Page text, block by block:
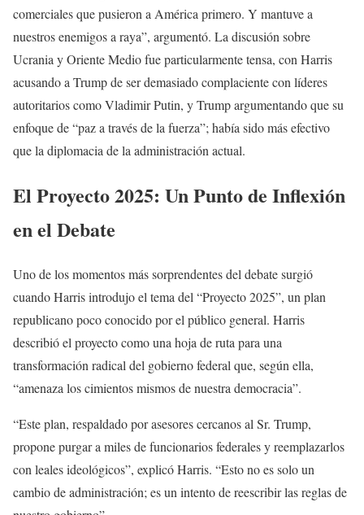
comerciales que pusieron a América primero. Y mantuve a
nuestros enemigos a raya”, argumentó. La discusión sobre
Ucrania y Oriente Medio fue particularmente tensa, con Harris
acusando a Trump de ser demasiado complaciente con líderes
autoritarios como Vladimir Putin, y Trump argumentando que su
enfoque de “paz a través de la fuerza”; había sido más efectivo
que la diplomacia de la administración actual.
El Proyecto 2025: Un Punto de Inflexión
en el Debate
Uno de los momentos más sorprendentes del debate surgió
cuando Harris introdujo el tema del “Proyecto 2025”, un plan
republicano poco conocido por el público general. Harris
describió el proyecto como una hoja de ruta para una
transformación radical del gobierno federal que, según ella,
“amenaza los cimientos mismos de nuestra democracia”.
“Este plan, respaldado por asesores cercanos al Sr. Trump,
propone purgar a miles de funcionarios federales y reemplazarlos
con leales ideológicos”, explicó Harris. “Esto no es solo un
cambio de administración; es un intento de reescribir las reglas de